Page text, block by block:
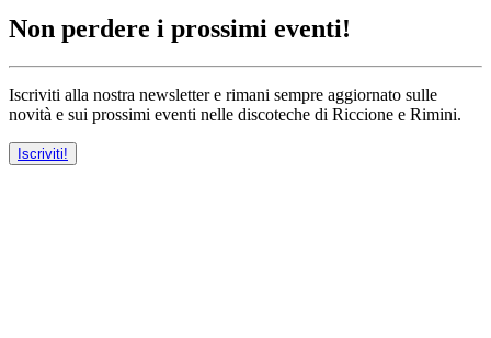
Non perdere i prossimi eventi!
Iscriviti alla nostra newsletter e rimani sempre aggiornato sulle
novità e sui prossimi eventi nelle discoteche di Riccione e Rimini.
Iscriviti!